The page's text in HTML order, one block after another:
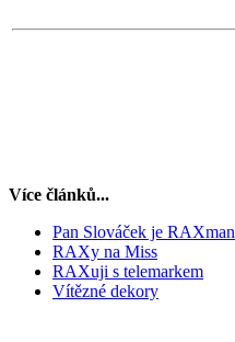
Více článků...
Pan Slováček je RAXman
RAXy na Miss
RAXuji s telemarkem
Vítězné dekory